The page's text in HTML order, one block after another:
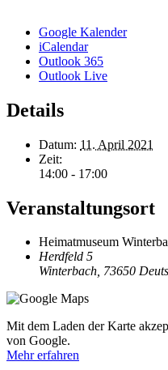
Google Kalender
iCalendar
Outlook 365
Outlook Live
Details
Datum: 11. April 2021
Zeit:
14:00 - 17:00
Veranstaltungsort
Heimatmuseum
Herdfeld 5
Winterbach, 73650
Mit dem Laden der Karte
von Google.
Mehr erfahren